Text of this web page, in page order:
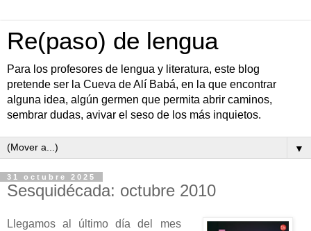
Re(paso) de lengua
Para los profesores de lengua y literatura, este blog
pretende ser la Cueva de Alí Babá, en la que encontrar
alguna idea, algún germen que permita abrir caminos,
sembrar dudas, avivar el seso de los más inquietos.
▼
31 octubre 2025
Sesquidécada: octubre 2010
Llegamos al último día del mes